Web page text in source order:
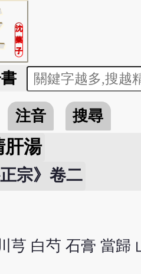
沈
藥
子
注音 搜尋
肝湯
正宗》卷二
芎 白芍 石膏 當歸